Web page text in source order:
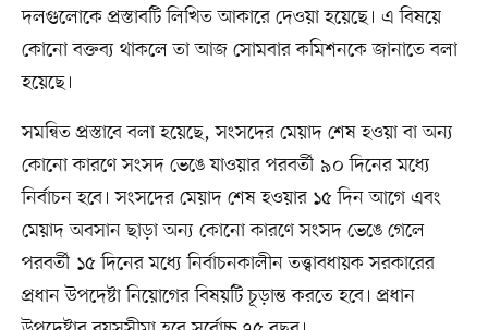
দলগুলোকে প্রস্তাবটি লিখিত আকারে দেওয়া হয়েছে। এ বিষয়ে
কোনো বক্তব্য থাকলে তা আজ সোমবার কমিশনকে জানাতে বলা
হয়েছে।
সমন্বিত প্রস্তাবে বলা হয়েছে, সংসদের মেয়াদ শেষ হওয়া বা অন্য
কোনো কারণে সংসদ ভেঙে যাওয়ার পরবর্তী ৯০ দিনের মধ্যে
নির্বাচন হবে। সংসদের মেয়াদ শেষ হওয়ার ১৫ দিন আগে এবং
মেয়াদ অবসান ছাড়া অন্য কোনো কারণে সংসদ ভেঙে গেলে
পরবর্তী ১৫ দিনের মধ্যে নির্বাচনকালীন তত্ত্বাবধায়ক সরকারের
প্রধান উপদেষ্টা নিয়োগের বিষয়টি চূড়ান্ত করতে হবে। প্রধান